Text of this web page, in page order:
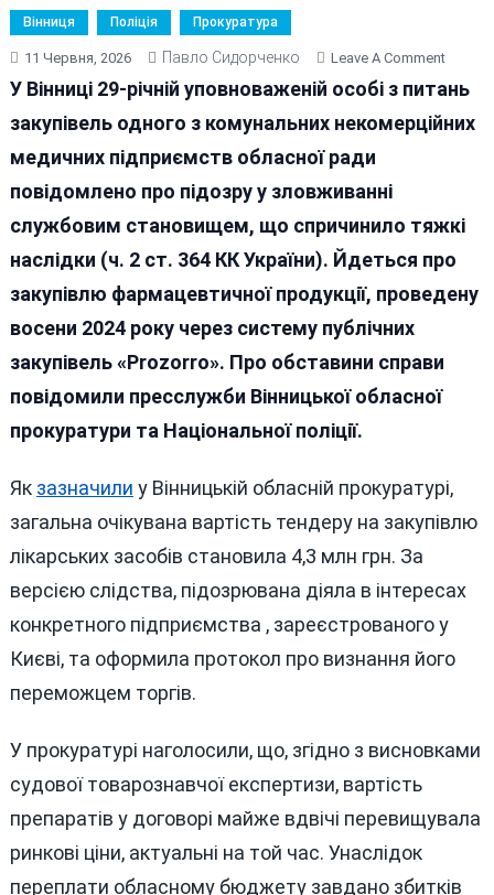
Вінниця Поліція Прокуратура
11 Червня, 2026 Павло Сидорченко Leave A CommentOn
У
Лікарні
Понад
1,8
Грн:
У Вінниці 29-річній уповноваженій особі з питань
закупівель одного з комунальних некомерційних
медичних підприємств обласної ради
повідомлено про підозру у зловживанні
службовим становищем, що спричинило тяжкі
наслідки (ч. 2 ст. 364 КК України). Йдеться про
закупівлю фармацевтичної продукції, проведену
восени 2024 року через систему публічних
закупівель «Prozorro». Про обставини справи
повідомили пресслужби Вінницької обласної
прокуратури та Національної поліції.
Як зазначили у Вінницькій обласній прокуратурі,
загальна очікувана вартість тендеру на закупівлю
лікарських засобів становила 4,3 млн грн. За
версією слідства, підозрювана діяла в інтересах
конкретного підприємства , зареєстрованого у
Києві, та оформила протокол про визнання його
переможцем торгів.
У прокуратурі наголосили, що, згідно з висновками
судової товарознавчої експертизи, вартість
препаратів у договорі майже вдвічі перевищувала
ринкові ціни, актуальні на той час. Унаслідок
переплати обласному бюджету завдано збитків